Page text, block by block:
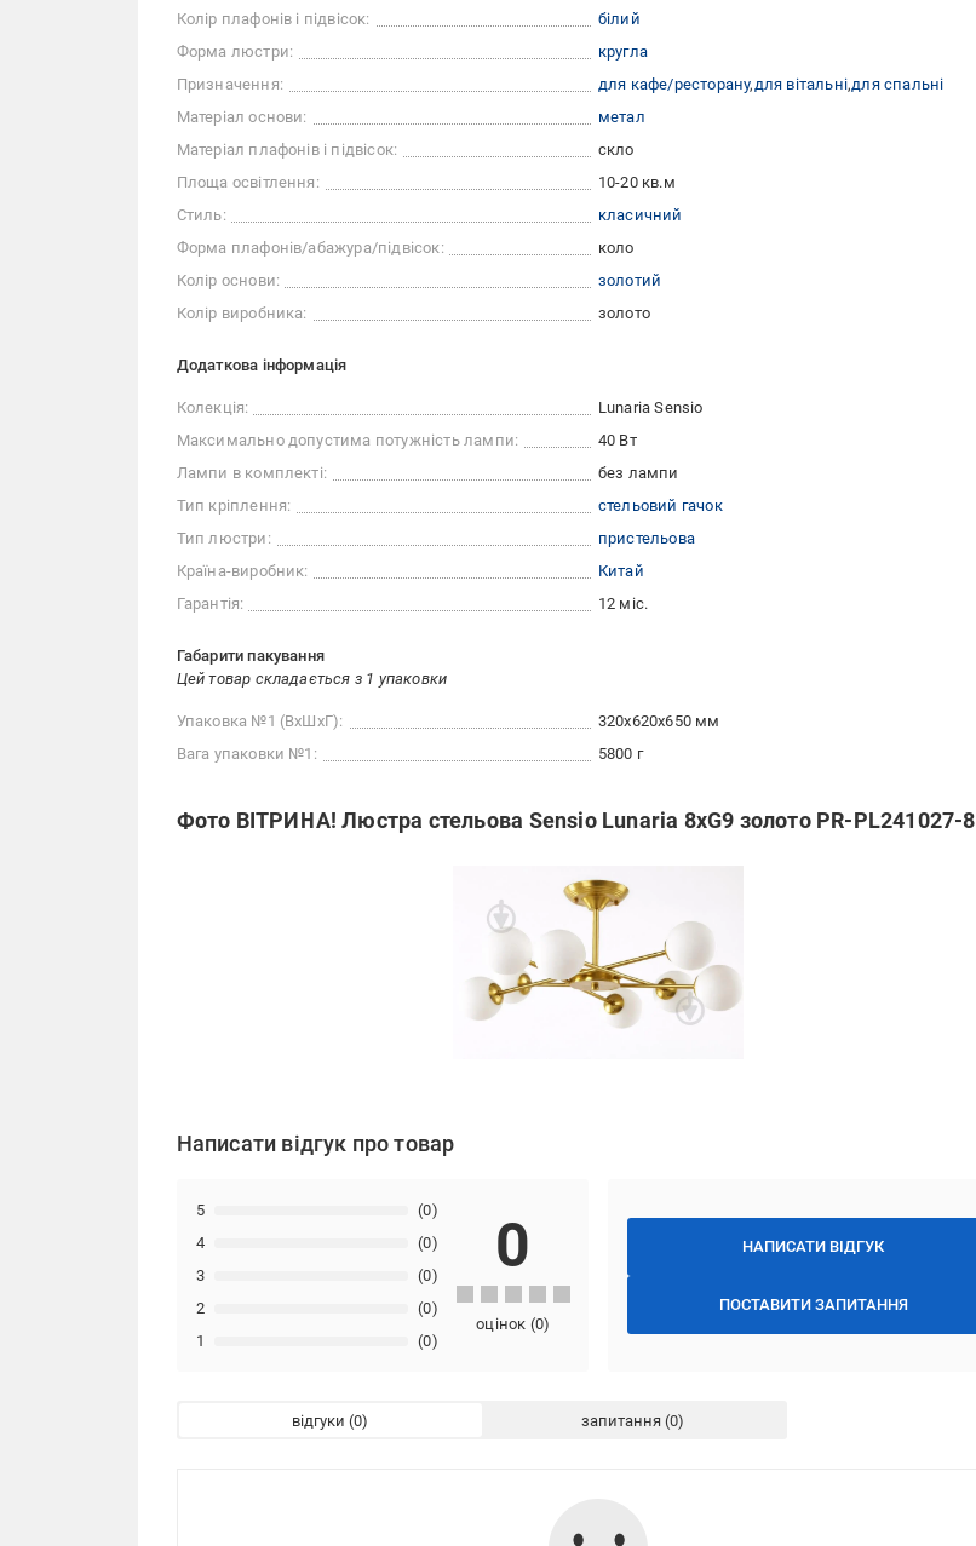
Колір плафонів і підвісок:
білий
Форма люстри:
кругла
Призначення:
для кафе/ресторану для вітальні для спальні
Матеріал основи:
метал
Матеріал плафонів і підвісок:
скло
Площа освітлення:
10-20 кв.м
Стиль:
класичний
Форма плафонів/абажура/підвісок:
коло
Колір основи:
золотий
Колір виробника:
золото
Додаткова інформація
Колекція:
Lunaria Sensio
Максимально допустима потужність лампи:
40 Вт
Лампи в комплекті:
без лампи
Тип кріплення:
стельовий гачок
Тип люстри:
пристельова
Країна-виробник:
Китай
Гарантія:
12 міс.
Габарити пакування
Цей товар складається з 1 упаковки
Упаковка №1 (ВхШхГ):
320x620x650 мм
Вага упаковки №1:
5800 г
Фото ВІТРИНА! Люстра стельова Sensio Lunaria 8xG9 золото PR-PL241027-8
Написати відгук про товар
НАПИСАТИ ВІДГУК
ПОСТАВИТИ ЗАПИТАННЯ
1 (0)
2 (0)
3 (0)
4 (0)
5 (0)
0
оцінок (0)
відгуки запитання